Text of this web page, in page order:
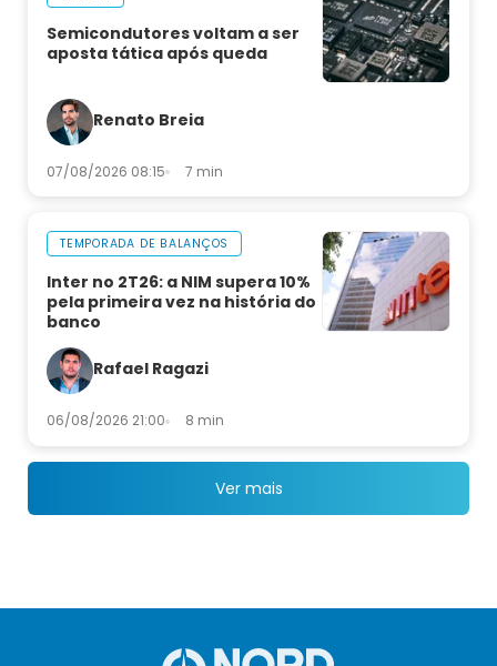
Semicondutores voltam a ser
aposta tática após queda
Renato Breia
07/08/2026 08:15 7 min
TEMPORADA DE BALANÇOS
Inter no 2T26: a NIM supera 10%
pela primeira vez na história do
banco
Rafael Ragazi
06/08/2026 21:00 8 min
Ver mais